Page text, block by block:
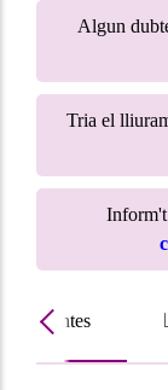
Algun
Tria el
Inform't